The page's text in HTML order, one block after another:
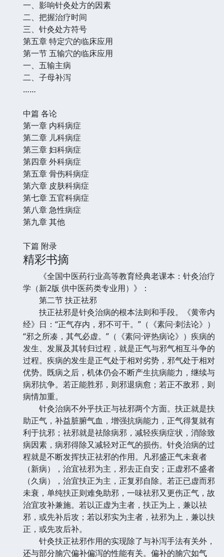
一、影响针灸处方的因素
二、把握治疗时间
三、针灸处方符号
第五章 特定穴的临床应用
第一节 五输穴的临床应用
一、五输主病
二、子母补泻
……
中篇 各论
第一章 内科病症
第二章 儿科病症
第三章 妇科病症
第四章 外科病症
第五章 骨伤科病症
第六章 皮肤科病症
第七章 五官科病症
第八章 急性病症
第九章 其他
下篇 附录
精彩书摘
《全国中医药行业高等教育经典老课本：针灸治疗
学（新2版 供中医药类专业用）》：
第二节 扶正祛邪
扶正祛邪是针灸治病的根本法则和手段。《黄帝内
经》日：“正气存内，邪不可干。”（《素问·刺法论》）
“邪之所凑，其气必虚。”（《素问·评热病论》）疾病的
发生、发展及其转归过程，就是正气与邪气相互斗争的
过程。疾病的发生是正气处于相对劣势，邪气处于相对
优势。既病之后，机体仍会不断产生抗病能力，继续与
病邪抗争。若正能胜邪，则邪退病愈；若正不敌邪，则
病情加重。
针灸治病不外乎扶正与祛邪两个方面。扶正就是扶
助正气，补益脏腑气血，增强抗病能力，正气得复就有
利于抗邪；祛邪就是祛除病邪，减轻疾病症状，消除致
病因素，病邪得除又减轻对正气的损伤。针灸治病的过
程就是不断发挥扶正祛邪的作用。凡邪盛正气未衰者
（新病），治宜祛邪为主，邪去正自安；正虚邪不盛者
（久病），治宜扶正为主，正复邪自除。若正已虚而邪
未衰，单纯扶正则难免助邪，一味祛邪又更伤正气，故
治宜攻补兼施。若以正虚为主者，扶正为上，兼以祛
邪，或先补后攻；若以邪实为主者，祛邪为上，兼以扶
正，或先攻后补。
针灸扶正祛邪作用的实现除了与补泻手法有关外，
还与部分腧穴偏补偏泻的性能有关。偏补的腧穴如气